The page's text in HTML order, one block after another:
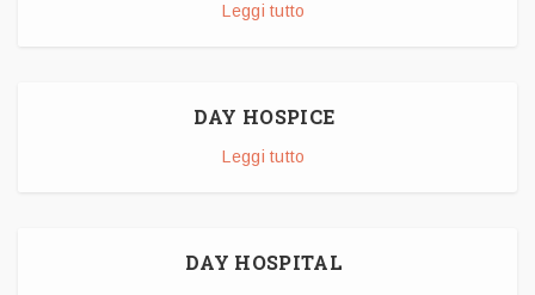
Leggi tutto
DAY HOSPICE
Leggi tutto
DAY HOSPITAL